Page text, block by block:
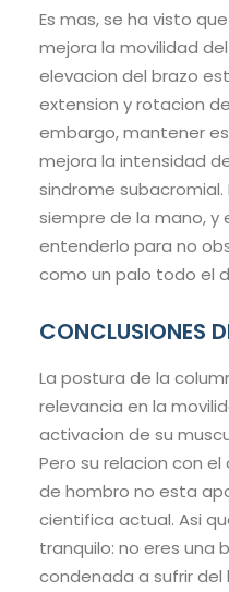
Es mas, se ha visto
mejora la movilidad
elevacion del brazo
extension y rotacion
embargo, mantener
mejora la intensidad
sindrome subacromial.
siempre de la mano,
entenderlo para no
como un palo todo el
CONCLUSIONES
La postura de la
relevancia en la
activacion de su
Pero su relacion con
de hombro no esta
cientifica actual. Asi
tranquilo: no eres una
condenada a sufrir del